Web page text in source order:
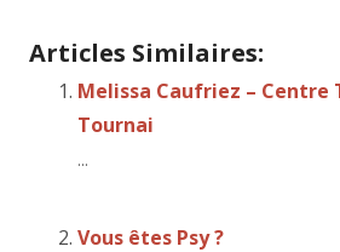
Articles Similaires:
Melissa Caufriez – Centre
Tournai
...
Vous êtes Psy ?